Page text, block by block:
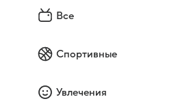
Все
Спортивные
Увлечения